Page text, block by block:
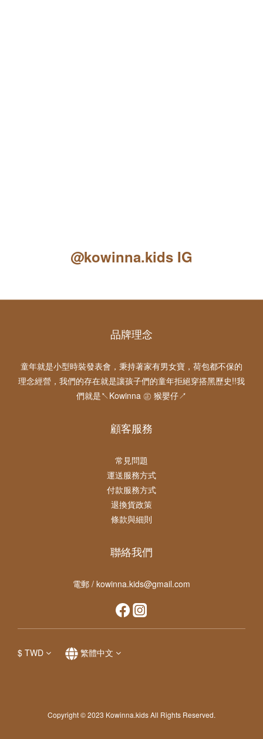
@kowinna.kids IG
品牌理念
童年就是小型時裝發表會，秉持著家有男女寶，荷包都不保的
理念經營，我們的存在就是讓孩子們的童年拒絕穿搭黑歷史!!我
們就是↖Kowinna ㊣ 猴嬰仔↗
顧客服務
常見問題
運送服務方式
付款服務方式
退換貨政策
條款與細則
聯絡我們
電郵 / kowinna.kids@gmail.com
$ TWD 繁體中文
Copyright © 2023 Kowinna.kids All Rights Reserved.